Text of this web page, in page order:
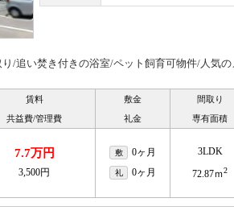
/追い焚き付きの浴室/ペット飼育可物件/人気
賃料
共益費/管理費
敷金
礼金
間取り
専有面積
7.7万円
3,500円
敷 0ヶ月
礼 0ヶ月
3LDK
72.87ｍ2